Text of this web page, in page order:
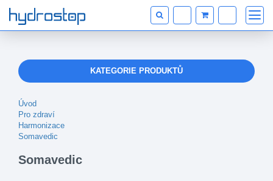
KATEGORIE PRODUKTŮ
Úvod
Pro zdraví
Harmonizace
Somavedic
Somavedic